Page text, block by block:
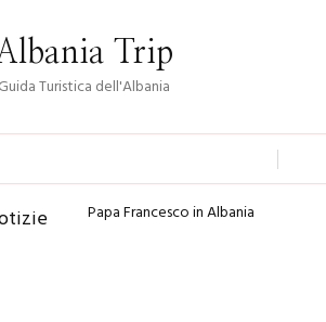
Trip
Guida Turistica dell'Albania
Papa Francesco in Albania